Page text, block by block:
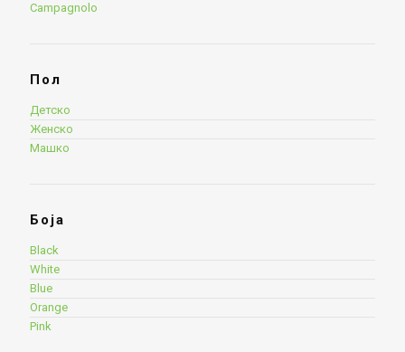
Campagnolo
Пол
Детско
Женско
Машко
Боја
Black
White
Blue
Orange
Pink